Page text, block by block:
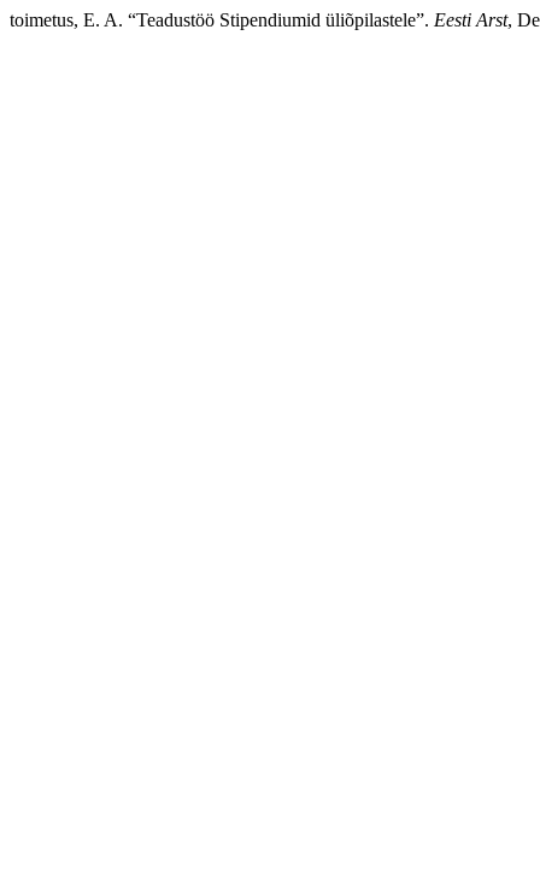
toimetus, E. A. “Teadustöö Stipendiumid üliõpilastele”. Eesti Arst,